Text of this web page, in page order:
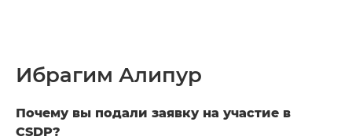
Ибрагим Алипур
Почему вы подали заявку на участие в
CSDP?